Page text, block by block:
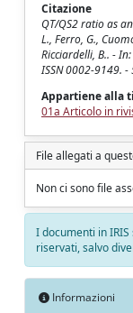
Citazione
QT/QS2 ratio as
L., Ferro, G.,
Ricciardelli, B.. - In:
ISSN 0002-9149. -
Appartiene alla
01a Articolo in
File allegati a
Non ci sono file
I documenti in
riservati, salvo
Informazioni